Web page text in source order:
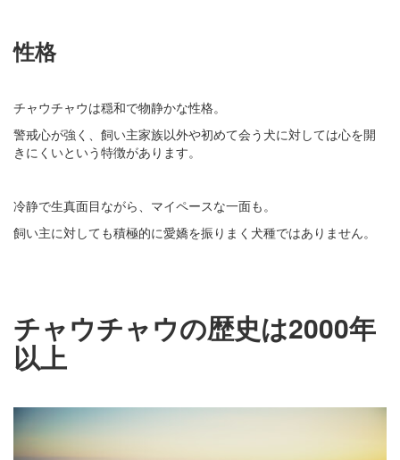
性格
チャウチャウは穏和で物静かな性格。
警戒心が強く、飼い主家族以外や初めて会う犬に対しては心を開
きにくいという特徴があります。
冷静で生真面目ながら、マイペースな一面も。
飼い主に対しても積極的に愛嬌を振りまく犬種ではありません。
チャウチャウの歴史は2000年
以上